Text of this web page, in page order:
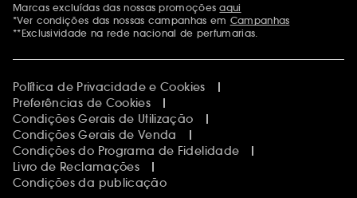
Menções adicionais
Marcas excluídas das nossas promoçõesaqui
*Ver condições das nossas campanhas em Campanhas
**Exclusividade na rede nacional de perfumarias.
Política de Privacidade e Cookies
Preferências de Cookies
Condições Gerais de Utilização
Condições Gerais de Venda
Condições do Programa de Fidelidade
Livro de Reclamações
Condições da publicação